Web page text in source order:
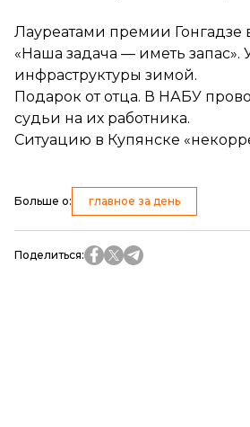
Лауреатами премии Гонгадзе
«Наша задача — иметь запас».
инфраструктуры зимой.
Подарок от отца. В НАБУ
судьи на их работника.
Ситуацию в Купянске
Больше о: главное за день
Поделиться: